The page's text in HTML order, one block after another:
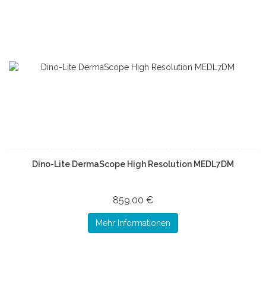
Dino-Lite DermaScope High Resolution MEDL7DM
859,00 €
Mehr Informationen